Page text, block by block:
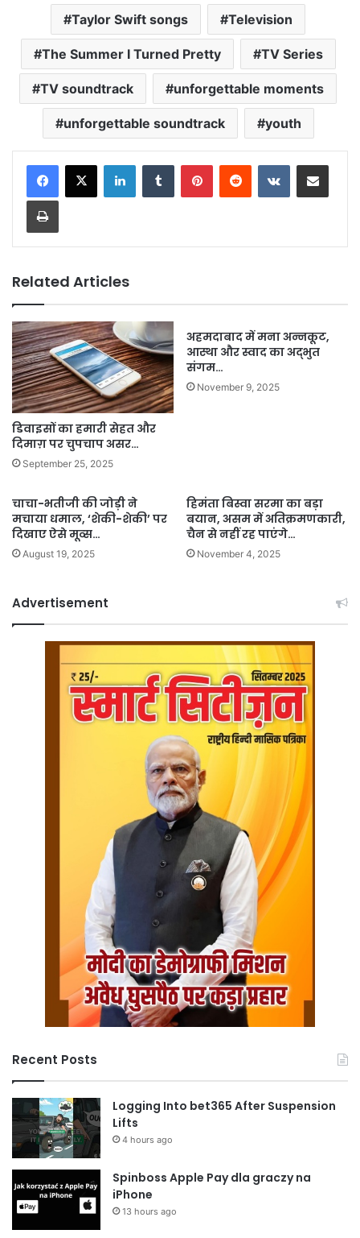
Taylor Swift songs Television
The Summer I Turned Pretty TV Series
TV soundtrack unforgettable moments
unforgettable soundtrack youth
LinkedInTumblr PinterestReddit VKontakteShare via Email
Print
Related Articles
डिवाइसों का हमारी सेहत और
दिमाग़ पर चुपचाप असर…
September 25, 2025
अहमदाबाद में मना अन्नकूट,
आस्था और स्वाद का अद्भुत
संगम…
November 9, 2025
चाचा-भतीजी की जोड़ी ने
मचाया धमाल, ‘शेकी-शेकी’ पर
दिखाए ऐसे मूव्स…
August 19, 2025
हिमंता बिस्वा सरमा का बड़ा
बयान, असम में अतिक्रमणकारी,
चैन से नहीं रह पाएंगे…
November 4, 2025
Advertisement
Recent Posts
Logging Into bet365 After Suspension
Lifts
4 hours ago
Spinboss Apple Pay dla graczy na
iPhone
13 hours ago